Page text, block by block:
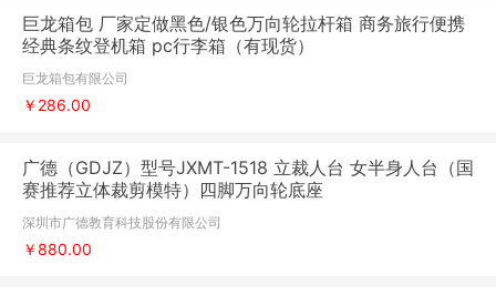
巨龙箱包 厂家定做黑色/银色万向轮拉杆箱 商务旅行便携
经典条纹登机箱 pc行李箱（有现货）
巨龙箱包有限公司
￥286.00
广德（GDJZ）型号JXMT-1518 立裁人台 女半身人台（国
赛推荐立体裁剪模特）四脚万向轮底座
深圳市广德教育科技股份有限公司
￥880.00